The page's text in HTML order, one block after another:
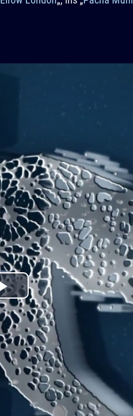
Play
Video